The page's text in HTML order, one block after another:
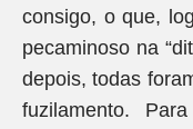
consigo, o que,
pecaminoso na
depois, todas
fuzilamento.